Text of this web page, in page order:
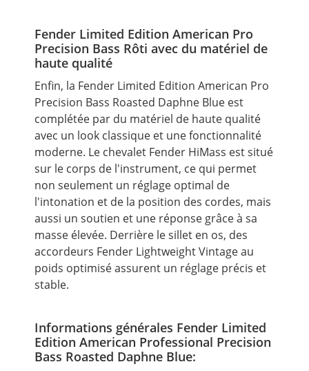
Fender Limited Edition American Pro
Precision Bass Rôti avec du matériel de
haute qualité
Enfin, la Fender Limited Edition American Pro
Precision Bass Roasted Daphne Blue est
complétée par du matériel de haute qualité
avec un look classique et une fonctionnalité
moderne. Le chevalet Fender HiMass est situé
sur le corps de l'instrument, ce qui permet
non seulement un réglage optimal de
l'intonation et de la position des cordes, mais
aussi un soutien et une réponse grâce à sa
masse élevée. Derrière le sillet en os, des
accordeurs Fender Lightweight Vintage au
poids optimisé assurent un réglage précis et
stable.
Informations générales Fender Limited
Edition American Professional Precision
Bass Roasted Daphne Blue: